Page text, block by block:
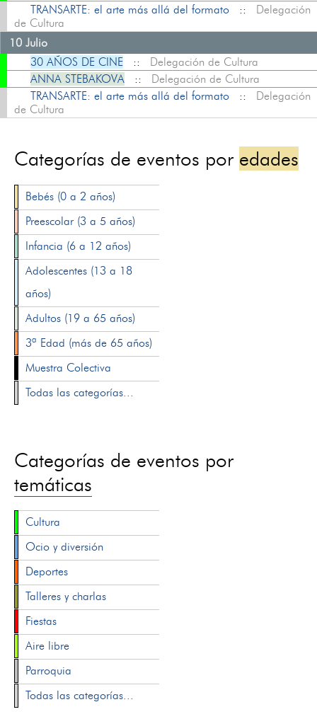
TRANSARTE: el arte más allá del formato :: Delegación
de Cultura
10 Julio
30 AÑOS DE CINE :: Delegación de Cultura
ANNA STEBAKOVA :: Delegación de Cultura
TRANSARTE: el arte más allá del formato :: Delegación
de Cultura
Categorías de eventos por edades
Bebés (0 a 2 años)
Preescolar (3 a 5 años)
Infancia (6 a 12 años)
Adolescentes (13 a 18
años)
Adultos (19 a 65 años)
3ª Edad (más de 65 años)
Muestra Colectiva
Todas las categorías...
Categorías de eventos por
temáticas
Cultura
Ocio y diversión
Deportes
Talleres y charlas
Fiestas
Aire libre
Parroquia
Todas las categorías...